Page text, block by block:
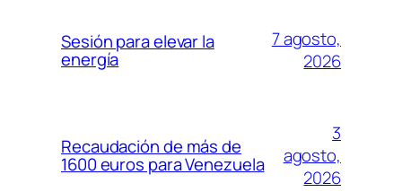
Sesión para elevar la
energía
7 agosto,
2026
Recaudación de más de
1600 euros para Venezuela
3
agosto,
2026